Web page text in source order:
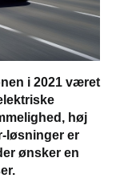
i 2021 været
høj
løsninger er
ønsker en